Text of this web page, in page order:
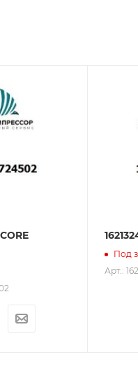
использования
Под
Арт.: